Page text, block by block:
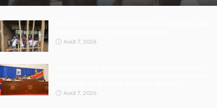
Août 7, 2026
Août 7, 2026